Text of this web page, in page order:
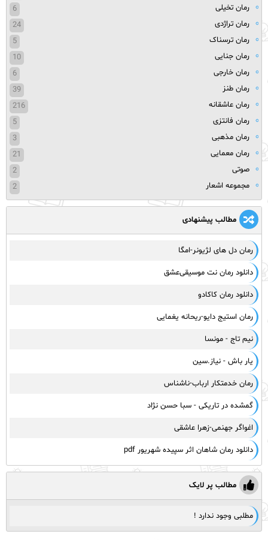
رمان تخیلی
6
رمان تراژدی
24
رمان ترسناک
5
رمان جنایی
10
رمان خارجی
6
رمان طنز
39
رمان عاشقانه
216
رمان فانتزی
5
رمان مذهبی
3
رمان معمایی
21
صوتی
2
مجموعه اشعار
2
مطالب پیشنهادی
رمان دل های لژیونر-امگا
دانلود رمان نت موسیقی‌عشق
دانلود رمان کاکادو
رمان استیج دایو-ریحانه یغمایی
نیم تاج - مونسا
یار باش - نیاز.سین
رمان خدمتکار ارباب-ناشناس
گمشده در تاریکی - سبا حسن نژاد
اغواگر جهنمی-زهرا عاشقی
دانلود رمان شاهان اثر سپیده شهریور pdf
مطالب پر لایک
مطلبی وجود ندارد !